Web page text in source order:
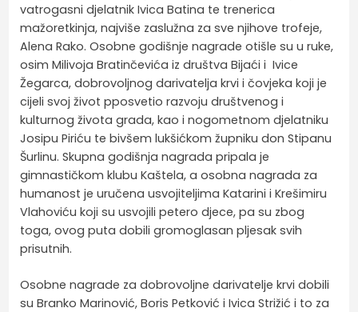
vatrogasni djelatnik Ivica Batina te trenerica
mažoretkinja, najviše zaslužna za sve njihove trofeje,
Alena Rako. Osobne godišnje nagrade otišle su u ruke,
osim Milivoja Bratinčevića iz društva Bijaći i Ivice
Žegarca, dobrovoljnog darivatelja krvi i čovjeka koji je
cijeli svoj život pposvetio razvoju društvenog i
kulturnog života grada, kao i nogometnom djelatniku
Josipu Piriću te bivšem lukšićkom župniku don Stipanu
Šurlinu. Skupna godišnja nagrada pripala je
gimnastičkom klubu Kaštela, a osobna nagrada za
humanost je uručena usvojiteljima Katarini i Krešimiru
Vlahoviću koji su usvojili petero djece, pa su zbog
toga, ovog puta dobili gromoglasan pljesak svih
prisutnih.
Osobne nagrade za dobrovoljne darivatelje krvi dobili
su Branko Marinović, Boris Petković i Ivica Strižić i to za